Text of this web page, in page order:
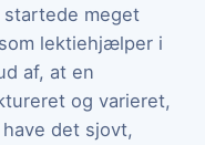
meget
lektiehjælper i
af, at en
og varieret,
det sjovt,